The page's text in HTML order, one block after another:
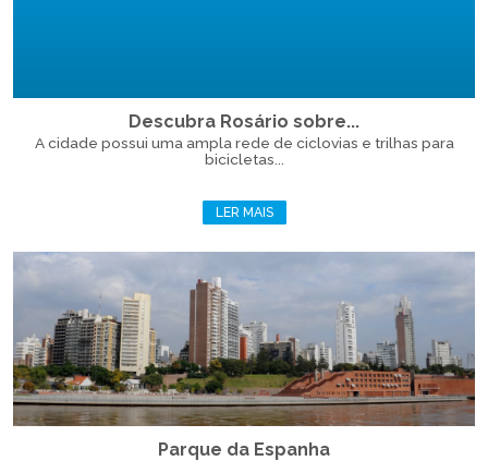
Descubra Rosário sobre...
A cidade possui uma ampla rede de ciclovias e trilhas para
bicicletas...
LER MAIS
Parque da Espanha